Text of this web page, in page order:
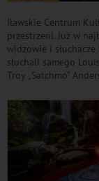
Iławskie Centrum
przestrzeni. Już w
widzowie i
słuchali samego
Troy „Satchmo”